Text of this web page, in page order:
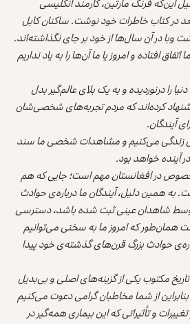
در کتاب خاطرات خود نوشت. ساکنان کابل
وبا در آن سال‌ها از خود بر جای نگذاشته‌اند.
افتاده و امروز یا ما آن‌ها را به یاد نداریم
را درنوردیده و به یک بلای عالم‌گیر بدل
کرده‌اند که مردم تجربه‌های شخصی‌شان
آیندگان.
زندگی می‌کنیم و مشاهدات شخصی ما سند
آینده خواهد بود.
در افغانستان مهم است؛ جایی که هم
همین دلیل، آیندگان ما درباره‌ی حوادث
توسط شاهدان عینی ثبت شده باشد، دسترسی
که امروز ما به سختی می‌توانیم
حوادث بزرگ قرن‌های گذشته‌ی خود پیدا
مکتوب یکی از گزینه‌های اصلی و بی‌بدیل
از شما مخاطبان گرامی دعوت می‌کنیم
و تأثیراتی که این بیماری همه‌گیر در